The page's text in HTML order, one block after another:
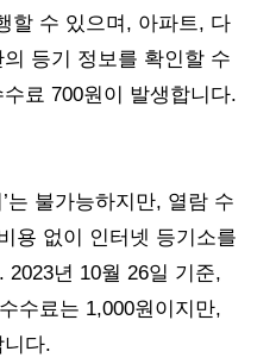
할 수 있으며, 아파트, 다
등기 정보를 확인할 수
료 700원이 발생합니다.
는 불가능하지만, 열람 수
용 없이 인터넷 등기소를
년 10월 26일 기준,
수료는 1,000원이지만,
다.